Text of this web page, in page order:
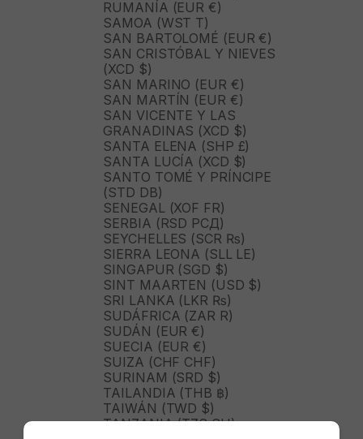
RUMANÍA (EUR €)
SAMOA (WST T)
SAN BARTOLOMÉ (EUR €)
SAN CRISTÓBAL Y NIEVES
(XCD $)
SAN MARINO (EUR €)
SAN MARTÍN (EUR €)
SAN VICENTE Y LAS
GRANADINAS (XCD $)
SANTA ELENA (SHP £)
SANTA LUCÍA (XCD $)
SANTO TOMÉ Y PRÍNCIPE
(STD DB)
SENEGAL (XOF FR)
SERBIA (RSD РСД)
SEYCHELLES (SCR ₨)
SIERRA LEONA (SLL LE)
SINGAPUR (SGD $)
SINT MAARTEN (USD $)
SRI LANKA (LKR ₨)
SUDÁFRICA (ZAR R)
SUDÁN (EUR €)
SUECIA (EUR €)
SUIZA (CHF CHF)
SURINAM (SRD $)
TAILANDIA (THB ฿)
TAIWÁN (TWD $)
TANZANIA (TZS SH)